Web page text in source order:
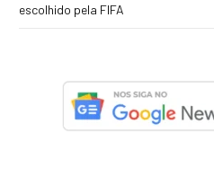
escolhido pela FIFA